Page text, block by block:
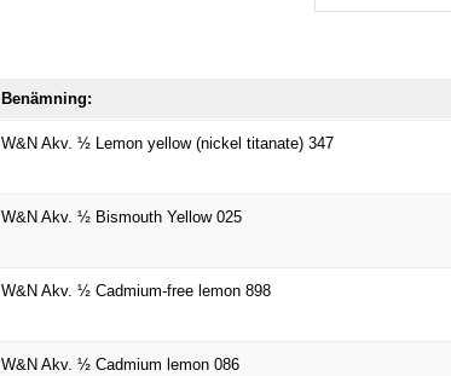
Benämning:
W&N Akv. ½ Lemon yellow (nickel titanate) 347
W&N Akv. ½ Bismouth Yellow 025
W&N Akv. ½ Cadmium-free lemon 898
W&N Akv. ½ Cadmium lemon 086